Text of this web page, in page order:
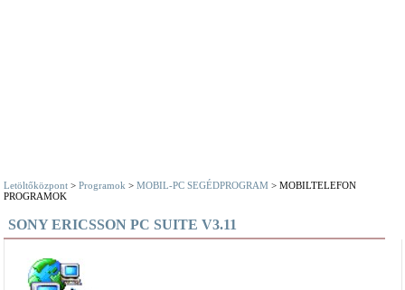
Letöltőközpont >Programok >MOBIL-PC SEGÉDPROGRAM > MOBILTELEFON
PROGRAMOK
SONY ERICSSON PC SUITE V3.11